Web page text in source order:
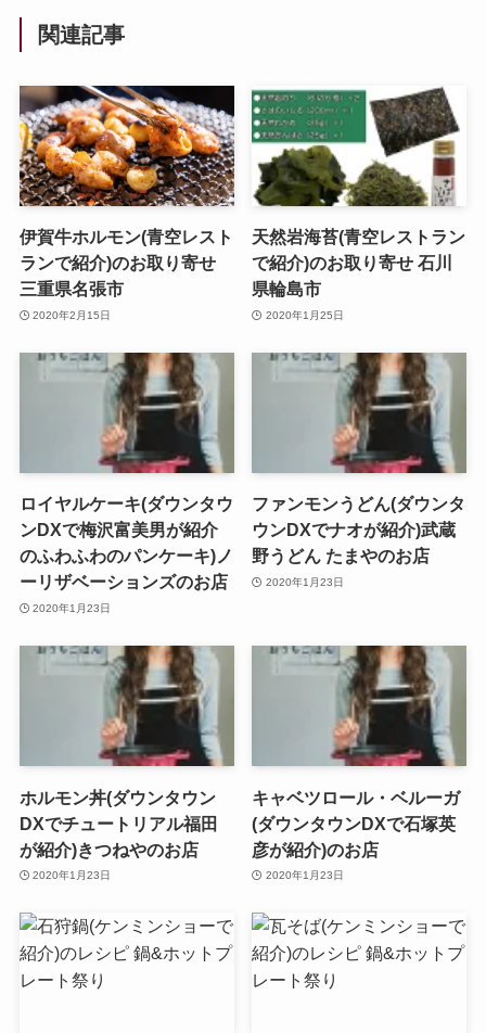
関連記事
伊賀牛ホルモン(青空レスト
ランで紹介)のお取り寄せ
三重県名張市
2020年2月15日
天然岩海苔(青空レストラン
で紹介)のお取り寄せ 石川
県輪島市
2020年1月25日
ロイヤルケーキ(ダウンタウ
ンDXで梅沢富美男が紹介
のふわふわのパンケーキ)ノ
ーリザベーションズのお店
2020年1月23日
ファンモンうどん(ダウンタ
ウンDXでナオが紹介)武蔵
野うどん たまやのお店
2020年1月23日
ホルモン丼(ダウンタウン
DXでチュートリアル福田
が紹介)きつねやのお店
2020年1月23日
キャベツロール・ベルーガ
(ダウンタウンDXで石塚英
彦が紹介)のお店
2020年1月23日